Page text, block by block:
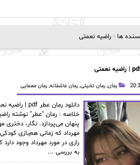
ها - راضیه نعمتی
رمان, رمان تخیلی, رمان عاشقانه, رمان معمایی
خلاصه : رمان "عطر" نوشته
پنهان می‌پردازد. نگار،
مهرداد که زمانی هم‌بازی
رازی در مورد مهرداد وجود
به بررسی ...